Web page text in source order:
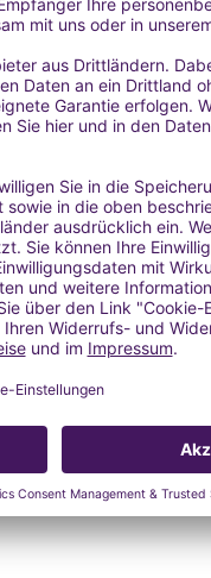
Hautreizungen
max. 0,058 %
normalerweise ohne
0,28 %
Öle findest du hier: